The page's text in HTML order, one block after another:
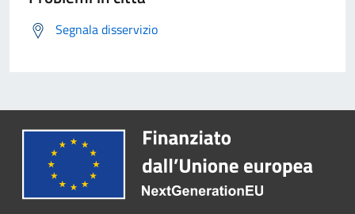
Segnala disservizio